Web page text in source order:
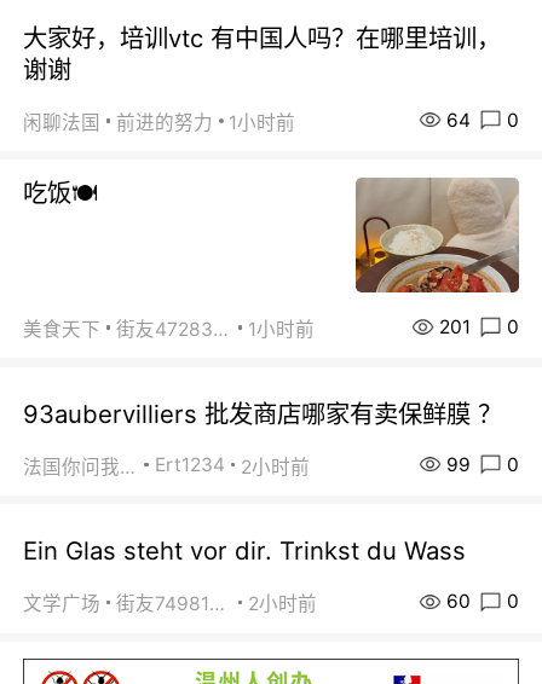
大家好，培训vtc 有中国人吗？在哪里培训，
谢谢
闲聊法国 前进的努力 1小时前 64 0
吃饭🍽️
美食天下 街友472838572 1小时前 201 0
93aubervilliers 批发商店哪家有卖保鲜膜 ？
法国你问我答 Ert1234 2小时前 99 0
Ein Glas steht vor dir. Trinkst du Wass
文学广场 街友74981146 2小时前 60 0